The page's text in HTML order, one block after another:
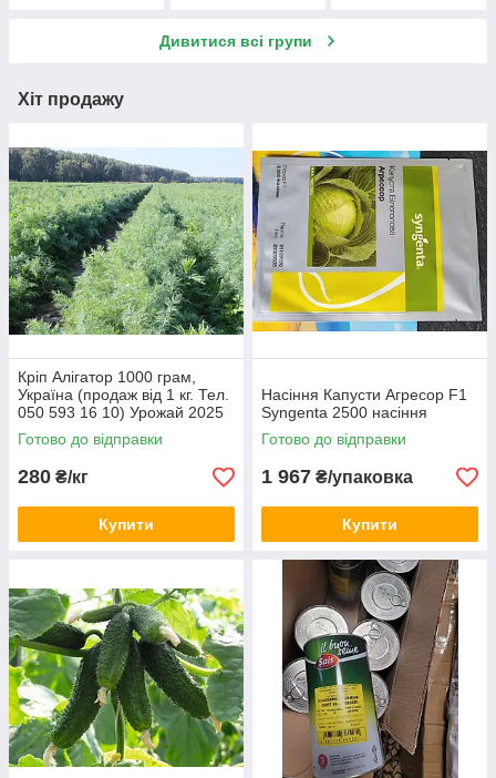
Дивитися всі групи
Хіт продажу
Кріп Алігатор 1000 грам,
Україна (продаж від 1 кг. Тел.
050 593 16 10) Урожай 2025
р.
Готово до відправки
280 ₴/кг
Купити
Насіння Капусти Агресор F1
Syngenta 2500 насіння
Готово до відправки
1 967 ₴/упаковка
Купити